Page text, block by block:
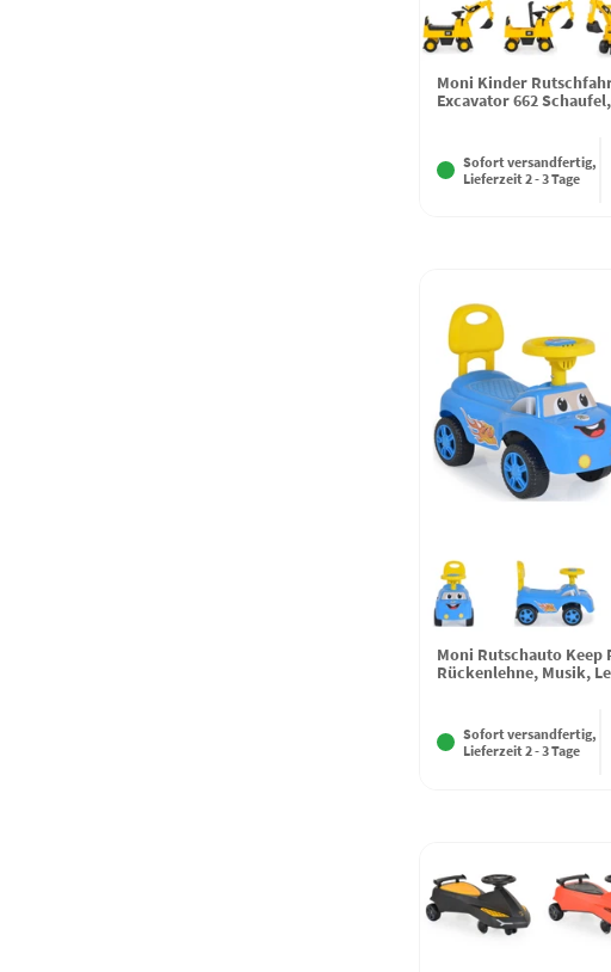
Moni Kinder
Excavator 662
Sofort versandfertig,
Lieferzeit 2 - 3 Tage
Moni Rutschauto Keep
Rückenlehne, Musik,
Sofort versandfertig,
Lieferzeit 2 - 3 Tage